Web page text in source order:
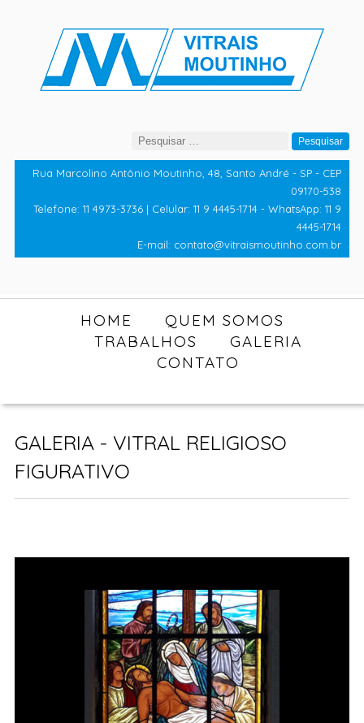
Pesquisar
por:
Rua Marcolino Antônio Moutinho, 48, Santo André - SP - CEP
09170-538
Telefone: 11 4973-3736 | Celular: 11 9 4445-1714 - WhatsApp: 11 9
4445-1714
E-mail: contato@vitraismoutinho.com.br
HOME
QUEM SOMOS
TRABALHOS
GALERIA
CONTATO
GALERIA - VITRAL RELIGIOSO
FIGURATIVO